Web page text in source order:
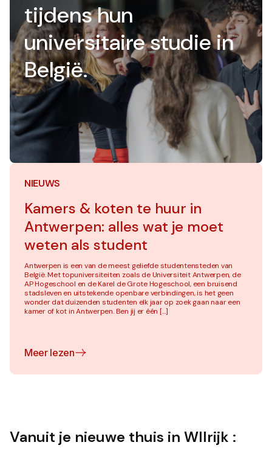
tijdens hun
universitaire studie in
België.
NIEUWS
Kamers & koten te huur in
Antwerpen: alles wat je moet
weten als student
Antwerpen is een van de meest geliefde studentensteden van
België. Met topuniversiteiten zoals de Universiteit Antwerpen, de
AP Hogeschool en de Karel de Grote Hogeschool, een bruisend
stadsleven en uitstekende openbare verbindingen, is het geen
wonder dat duizenden studenten elk jaar op zoek gaan naar een
kamer of kot in Antwerpen. Ben jij er één […]
Meer lezen
Vanuit je nieuwe thuis in WIlrijk :